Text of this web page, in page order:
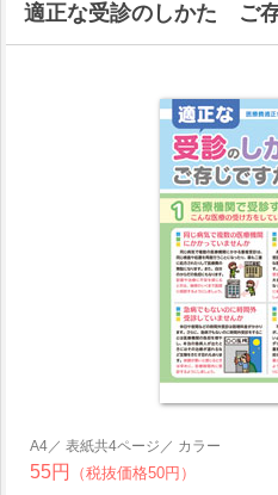
適正な受診のしかた ご
A4／ 表紙共4ページ／ カラー
55円 （税抜価格50円）